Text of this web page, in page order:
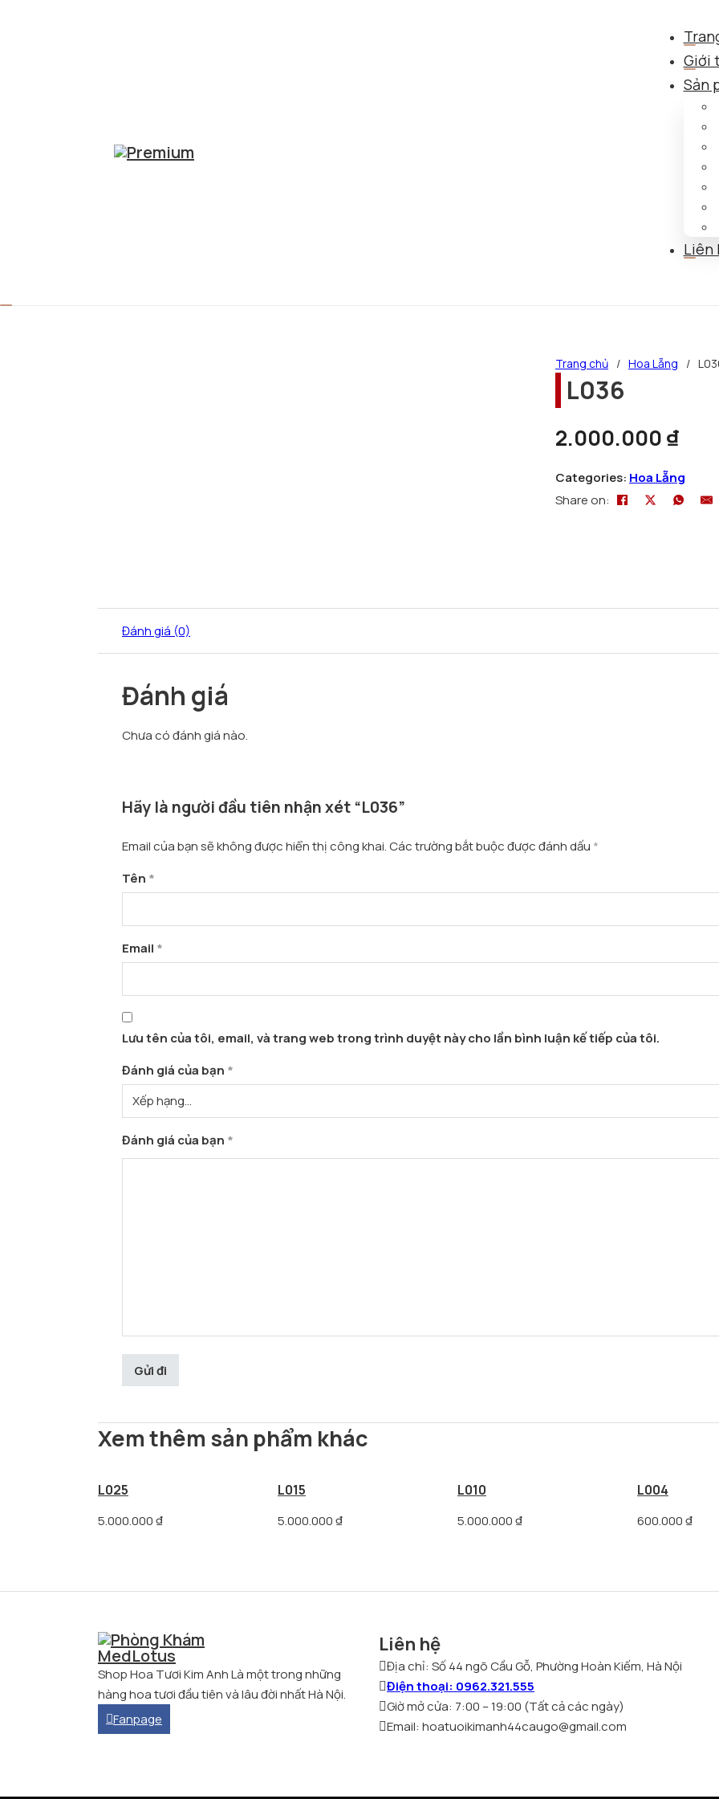
Giới
Sản
Liên
Trang chủ / Hoa Lẵng /
L036
2.000.000₫
Categories: Hoa Lẵng
Share on:
Đánh giá (0)
Đánh giá
Chưa có đánh giá nào.
Hãy là người đầu tiên nhận xét “L036”
Email của bạn sẽ không được hiển thị công khai.Các trường bắt buộc được đánh dấu *
Tên *
Email *
Lưu tên của tôi, email, và trang web trong trình duyệt này cho lần bình luận kế tiếp của tôi.
Đánh giá của bạn *
Đánh giá của bạn *
Xem thêm sản phẩm khác
L025
5.000.000₫
L015
5.000.000₫
L010
5.000.000₫
L004
600.000₫
Shop Hoa Tươi Kim Anh Là một trong những
hàng hoa tươi đầu tiên và lâu đời nhất Hà Nội.
Fanpage
Liên hệ
Địa chỉ: Số 44 ngõ Cầu Gỗ, Phường Hoàn Kiếm, Hà Nội
Điện thoại: 0962.321.555
Giờ mở cửa: 7:00 – 19:00 (Tất cả các ngày)
Email: hoatuoikimanh44caugo@gmail.com